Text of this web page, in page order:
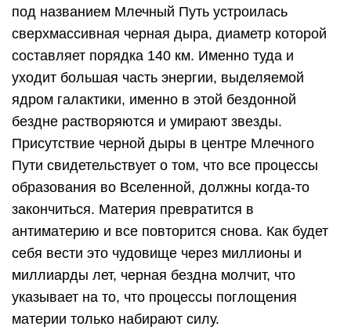
под названием Млечный Путь устроилась
сверхмассивная черная дыра, диаметр которой
составляет порядка 140 км. Именно туда и
уходит большая часть энергии, выделяемой
ядром галактики, именно в этой бездонной
бездне растворяются и умирают звезды.
Присутствие черной дыры в центре Млечного
Пути свидетельствует о том, что все процессы
образования во Вселенной, должны когда-то
закончиться. Материя превратится в
антиматерию и все повторится снова. Как будет
себя вести это чудовище через миллионы и
миллиарды лет, черная бездна молчит, что
указывает на то, что процессы поглощения
материи только набирают силу.